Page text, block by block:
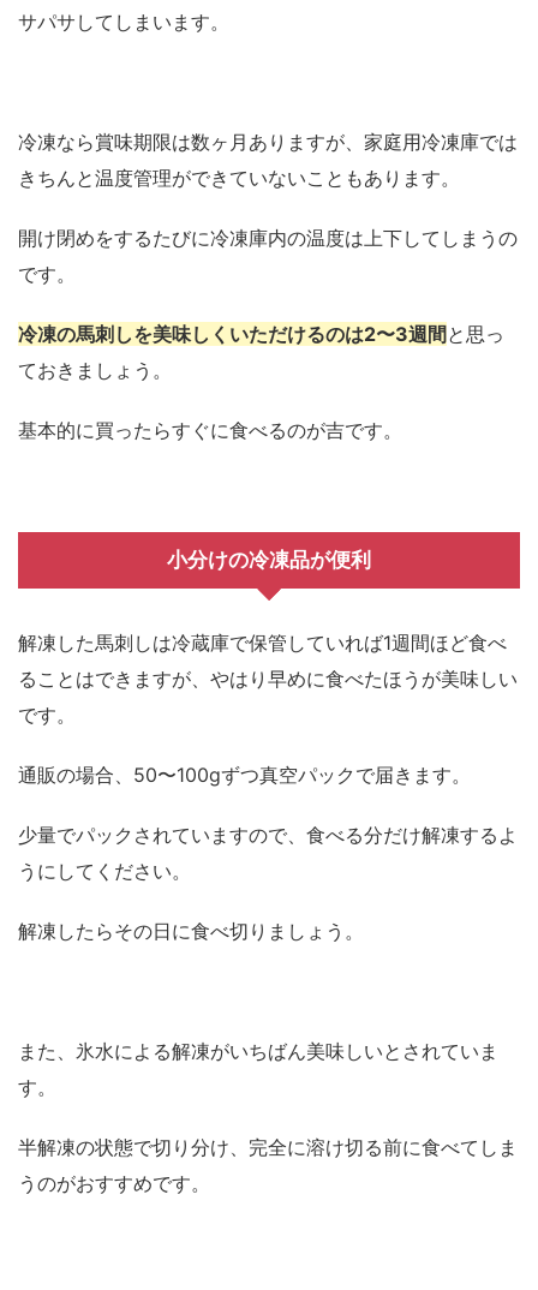
サパサしてしまいます。
冷凍なら賞味期限は数ヶ月ありますが、家庭用冷凍庫では
きちんと温度管理ができていないこともあります。
開け閉めをするたびに冷凍庫内の温度は上下してしまうの
です。
冷凍の馬刺しを美味しくいただけるのは2〜3週間 と思っ
ておきましょう。
基本的に買ったらすぐに食べるのが吉です。
小分けの冷凍品が便利
解凍した馬刺しは冷蔵庫で保管していれば1週間ほど食べ
ることはできますが、やはり早めに食べたほうが美味しい
です。
通販の場合、50〜100gずつ真空パックで届きます。
少量でパックされていますので、食べる分だけ解凍するよ
うにしてください。
解凍したらその日に食べ切りましょう。
また、氷水による解凍がいちばん美味しいとされていま
す。
半解凍の状態で切り分け、完全に溶け切る前に食べてしま
うのがおすすめです。